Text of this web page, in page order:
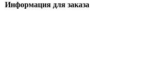
Информация для заказа